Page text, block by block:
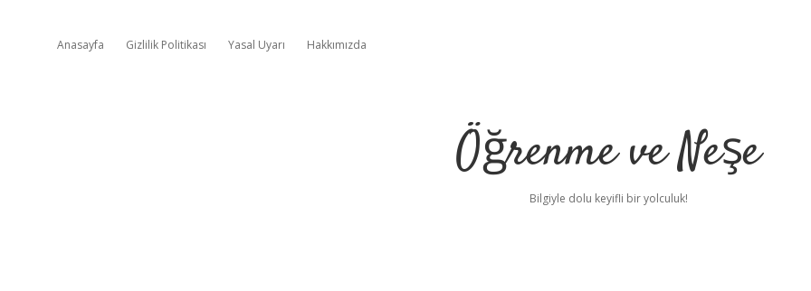
Anasayfa Gizlilik Politikası Yasal Uyarı Hakkımızda
Öğrenme ve Neşe
Bilgiyle dolu keyifli bir yolculuk!